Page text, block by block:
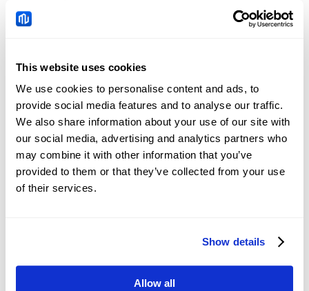
This website uses cookies
We use cookies to personalise content and ads, to
provide social media features and to analyse our traffic.
We also share information about your use of our site with
our social media, advertising and analytics partners who
may combine it with other information that you’ve
provided to them or that they’ve collected from your use
of their services.
Show details
Allow all
CADCHFBerita
WTI Tetap Tertekan di
Dekat $74,00 karena
Kesepakatan Iran-Oman
soal Hormuz
kapal tanker minyak
Saudi di Laut Merah,
Teluk Aden
2026-08-06 08:02:09 (GMT+0)